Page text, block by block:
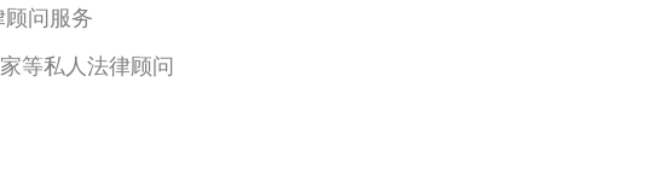
问服务
等私人法律顾问